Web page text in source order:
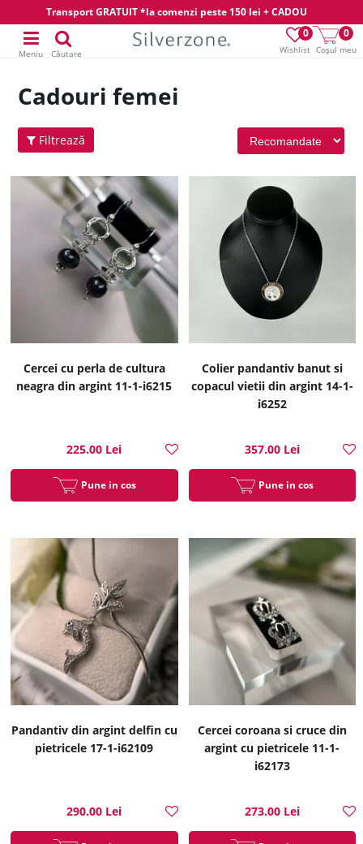
Transport GRATUIT *la comenzi peste 150 lei + CADOU
Wishlist
0
Coșul meu
0
Meniu Căutare
Cadouri femei
Filtrează
Cercei cu perla de cultura
neagra din argint 11-1-i6215
225.00 Lei
Pune in cos
Colier pandantiv banut si
copacul vietii din argint 14-1-
i6252
357.00 Lei
Pune in cos
Pandantiv din argint delfin cu
pietricele 17-1-i62109
290.00 Lei
Cercei coroana si cruce din
argint cu pietricele 11-1-
i62173
273.00 Lei